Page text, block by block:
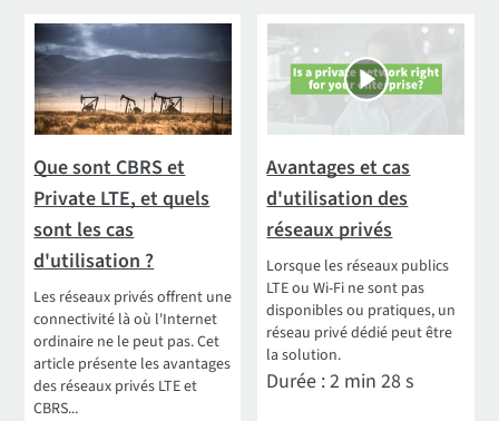
Que sont CBRS et
Private LTE, et quels
sont les cas
d'utilisation ?
Les réseaux privés offrent une
connectivité là où l'Internet
ordinaire ne le peut pas. Cet
article présente les avantages
des réseaux privés LTE et
CBRS...
Avantages et cas
d'utilisation des
réseaux privés
Lorsque les réseaux publics
LTE ou Wi-Fi ne sont pas
disponibles ou pratiques, un
réseau privé dédié peut être
la solution.
Durée : 2 min 28 s